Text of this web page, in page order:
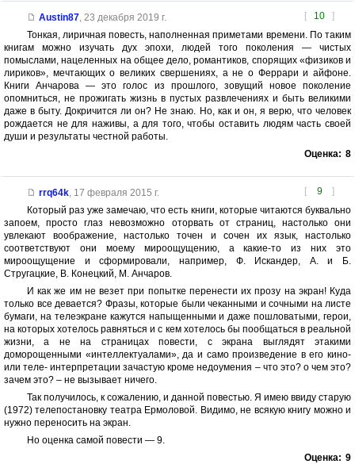
[ 10 ]
Austin87, 23 декабря 2019 г.
Тонкая, лиричная повесть, наполненная приметами времени. По таким
книгам можно изучать дух эпохи, людей того поколения — чистых
помыслами, нацеленных на общее дело, романтиков, спорящих «физиков и
лириков», мечтающих о великих свершениях, а не о Феррари и айфоне.
Книги Анчарова — это голос из прошлого, зовущий новое поколение
опомниться, не прожигать жизнь в пустых развлечениях и быть великими
даже в быту. Докричится ли он? Не знаю. Но, как и он, я верю, что человек
рождается не для наживы, а для того, чтобы оставить людям часть своей
души и результаты честной работы.
Оценка: 8
[ 9 ]
rrq64k, 17 февраля 2015 г.
Который раз уже замечаю, что есть книги, которые читаются буквально
запоем, просто глаз невозможно оторвать от страниц, настолько они
увлекают воображение, настолько точен и сочен их язык, настолько
соответствуют они моему мироощущению, а какие-то из них это
мироощущение и сформировали, например, Ф. Искандер, А. и Б.
Стругацкие, В. Конецкий, М. Анчаров.
И как же им не везет при попытке перенести их прозу на экран! Куда
только все девается? Фразы, которые были чеканными и сочными на листе
бумаги, на телеэкране кажутся напыщенными и даже пошловатыми, герои,
на которых хотелось равняться и с кем хотелось бы пообщаться в реальной
жизни, а не на страницах повести, с экрана выглядят этакими
доморощенными «интеллектуалами», да и само произведение в его кино-
или теле- интерпретации зачастую кроме недоумения – что это? о чем это?
зачем это? – не вызывает ничего.
Так получилось, к сожалению, и данной повестью. Я имею ввиду старую
(1972) телепостановку театра Ермоловой. Видимо, не всякую книгу можно и
нужно переносить на экран.
Но оценка самой повести — 9.
Оценка: 9